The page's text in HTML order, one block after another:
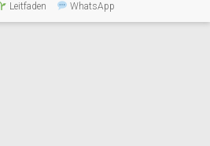
Leitfaden WhatsApp